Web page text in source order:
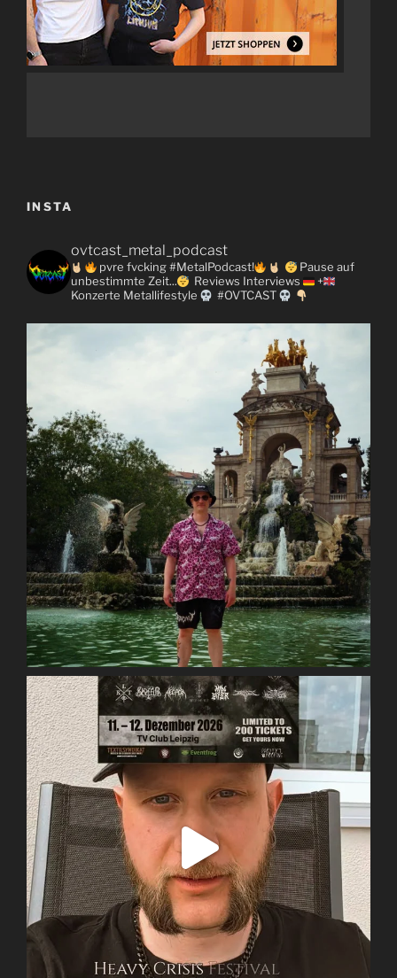
INSTA
ovtcast_metal_podcast
pvre fvcking #MetalPodcast!
Pause auf
unbestimmte Zeit...
Reviews Interviews
+
Konzerte Metallifestyle #OVTCAST